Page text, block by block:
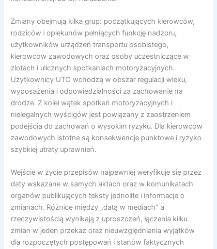
Zmiany obejmują kilka grup: początkujących kierowców,
rodziców i opiekunów pełniących funkcję nadzoru,
użytkowników urządzeń transportu osobistego,
kierowców zawodowych oraz osoby uczestniczące w
zlotach i ulicznych spotkaniach motoryzacyjnych.
Użytkownicy UTO wchodzą w obszar regulacji wieku,
wyposażenia i odpowiedzialności za zachowanie na
drodze. Z kolei wątek spotkań motoryzacyjnych i
nielegalnych wyścigów jest powiązany z zaostrzeniem
podejścia do zachowań o wysokim ryzyku. Dla kierowców
zawodowych istotne są konsekwencje punktowe i ryzyko
szybkiej utraty uprawnień.
Wejście w życie przepisów najpewniej weryfikuje się przez
daty wskazane w samych aktach oraz w komunikatach
organów publikujących teksty jednolite i informacje o
zmianach. Różnice między „datą w mediach” a
rzeczywistością wynikają z uproszczeń, łączenia kilku
zmian w jeden przekaz oraz nieuwzględniania wyjątków
dla rozpoczętych postępowań i stanów faktycznych